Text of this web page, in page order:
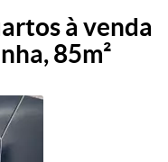
à venda
85m²